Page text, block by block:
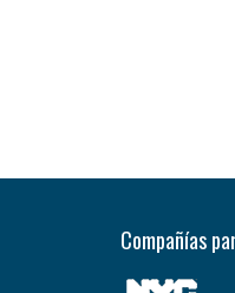
Compañías